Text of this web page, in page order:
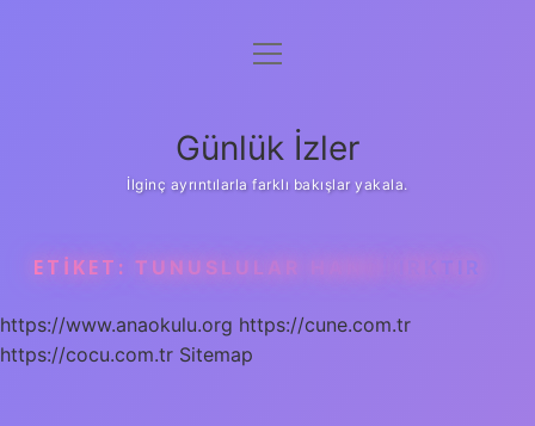
Anasayfa
Yasal Uyarı
menüyü
Günlük İzler
İlginç ayrıntılarla farklı bakışlar yakala.
ETIKET: TUNUSLULAR HANGI IRKTIR
https://www.anaokulu.org https://cune.com.tr
https://cocu.com.tr Sitemap